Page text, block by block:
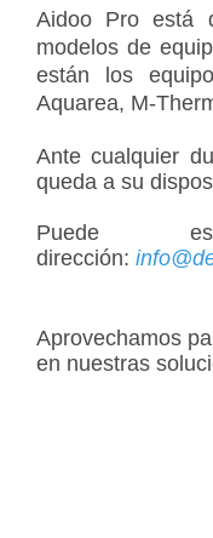
Aidoo Pro está
modelos de
están los
Aquarea, M-
Ante cualquier
queda a su
Puede
dirección:
Aprovechamos
en nuestras